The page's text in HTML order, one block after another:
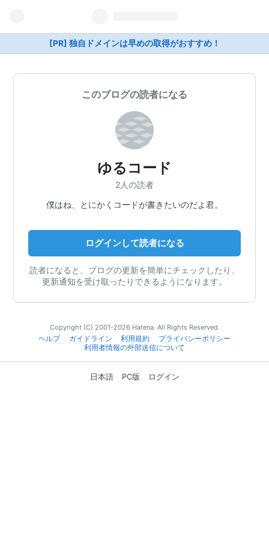
[PR] 独自ドメインは早めの取得がおすすめ！
このブログの読者になる
ゆるコード
2人の読者
僕はね、とにかくコードが書きたいのだよ君。
ログインして読者になる
読者になると、ブログの更新を簡単にチェックしたり、
更新通知を受け取ったりできるようになります。
Copyright (C) 2001-2026 Hatena. All Rights Reserved.
ヘルプ
ガイドライン 利用規約
プライバシーポリシー
利用者情報の外部送信について
日本語 PC版 ログイン